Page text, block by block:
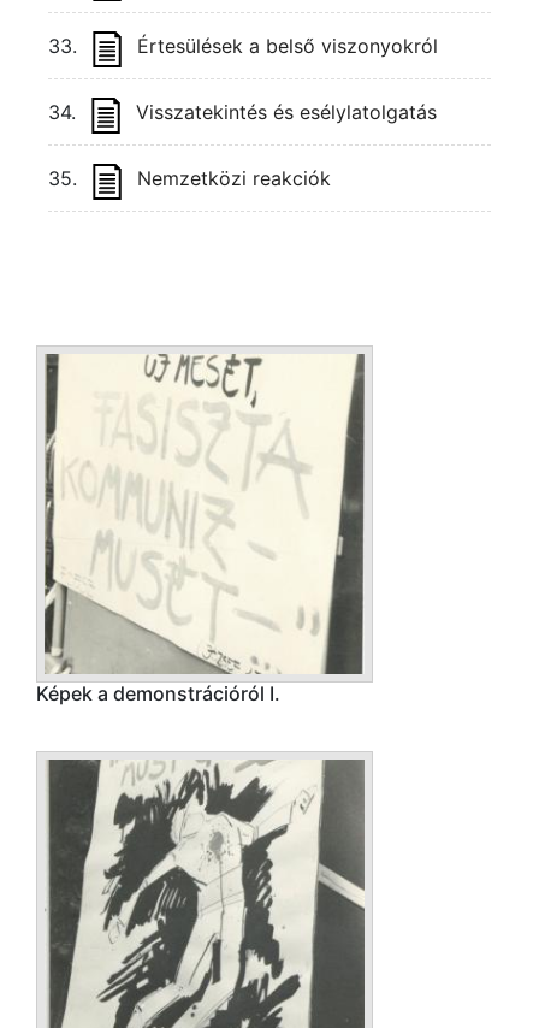
33. Értesülések a belső viszonyokról
34. Visszatekintés és esélylatolgatás
35. Nemzetközi reakciók
Képek a demonstrációról I.